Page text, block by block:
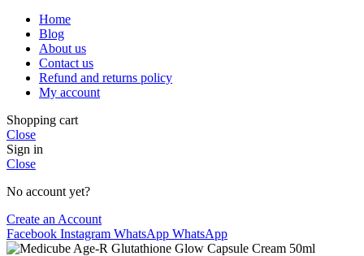
Home
Blog
About us
Contact us
Refund and returns policy
My account
Shopping cart
Close
Sign in
Close
No account yet?
Create an Account
Facebook Instagram WhatsApp WhatsApp